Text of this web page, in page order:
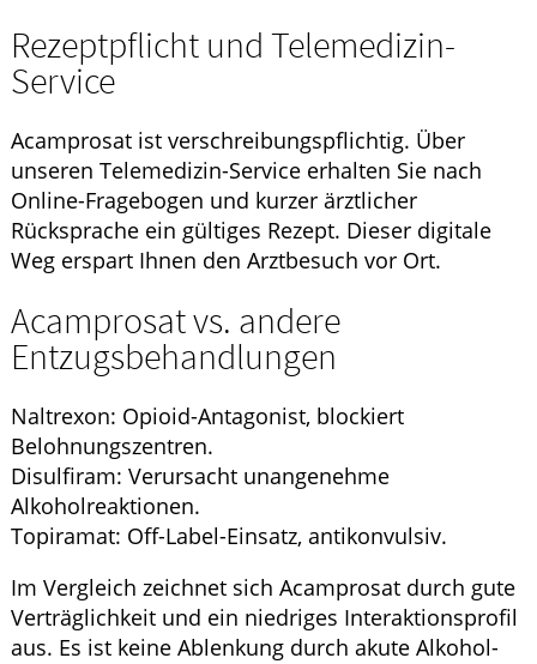
Rezeptpflicht und Telemedizin-
Service
Acamprosat ist verschreibungspflichtig. Über
unseren Telemedizin-Service erhalten Sie nach
Online-Fragebogen und kurzer ärztlicher
Rücksprache ein gültiges Rezept. Dieser digitale
Weg erspart Ihnen den Arztbesuch vor Ort.
Acamprosat vs. andere
Entzugsbehandlungen
Naltrexon: Opioid-Antagonist, blockiert
Belohnungszentren.
Disulfiram: Verursacht unangenehme
Alkoholreaktionen.
Topiramat: Off-Label-Einsatz, antikonvulsiv.
Im Vergleich zeichnet sich Acamprosat durch gute
Verträglichkeit und ein niedriges Interaktionsprofil
aus. Es ist keine Ablenkung durch akute Alkohol-